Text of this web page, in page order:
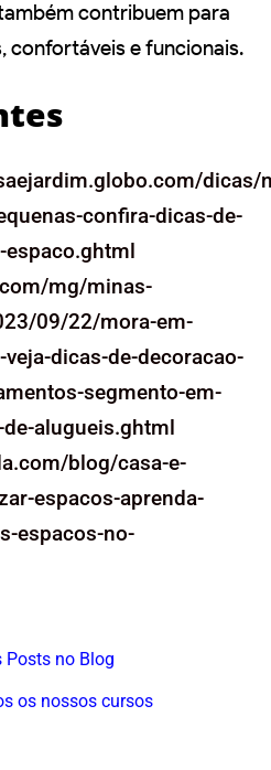
contribuem para
confortáveis e funcionais.
confira-dicas-de-
mg/minas-
09/22/mora-em-
dicas-de-decoracao-
segmento-em-
alugueis.ghtml
blog/casa-e-
espacos-aprenda-
espacos-no-
Posts no Blog
os nossos cursos